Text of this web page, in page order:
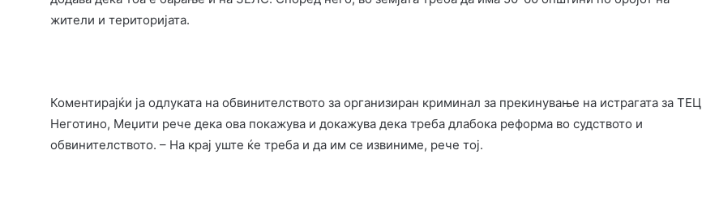
жители и територијата.
Коментирајќи ја одлуката на обвинителството за организиран криминал за прекинување на истрагата за ТЕЦ
Неготино, Меџити рече дека ова покажува и докажува дека треба длабока реформа во судството и
обвинителството. – На крај уште ќе треба и да им се извиниме, рече тој.